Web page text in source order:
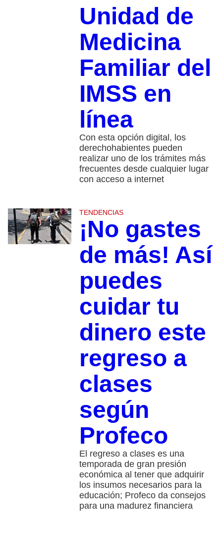
Unidad de
Medicina
Familiar del
IMSS en
línea
Con esta opción digital, los
derechohabientes pueden
realizar uno de los trámites más
frecuentes desde cualquier lugar
con acceso a internet
TENDENCIAS
¡No gastes
de más! Así
puedes
cuidar tu
dinero este
regreso a
clases
según
Profeco
El regreso a clases es una
temporada de gran presión
económica al tener que adquirir
los insumos necesarios para la
educación; Profeco da consejos
para una madurez financiera